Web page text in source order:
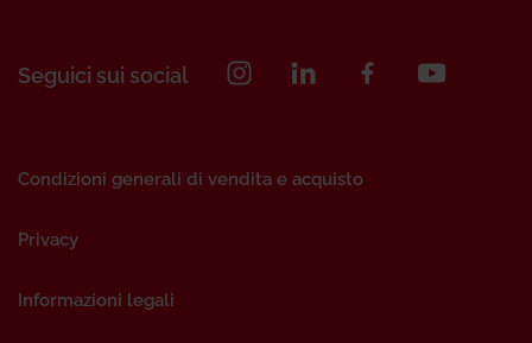
Seguici sui social
Condizioni generali di vendita e acquisto
Privacy
Informazioni legali